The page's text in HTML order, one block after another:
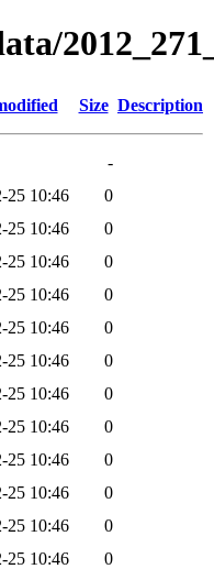
Size Description
-
25 10:46
0
25 10:46
0
25 10:46
0
25 10:46
0
25 10:46
0
25 10:46
0
25 10:46
0
25 10:46
0
25 10:46
0
25 10:46
0
25 10:46
0
25 10:46
0